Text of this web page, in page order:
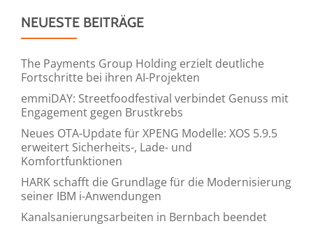
sorgen
Umsatzplus
NEUESTE BEITRÄGE
The Payments Group Holding erzielt deutliche
Fortschritte bei ihren AI-Projekten
emmiDAY: Streetfoodfestival verbindet Genuss mit
Engagement gegen Brustkrebs
Neues OTA-Update für XPENG Modelle: XOS 5.9.5
erweitert Sicherheits-, Lade- und
Komfortfunktionen
HARK schafft die Grundlage für die Modernisierung
seiner IBM i-Anwendungen
Kanalsanierungsarbeiten in Bernbach beendet